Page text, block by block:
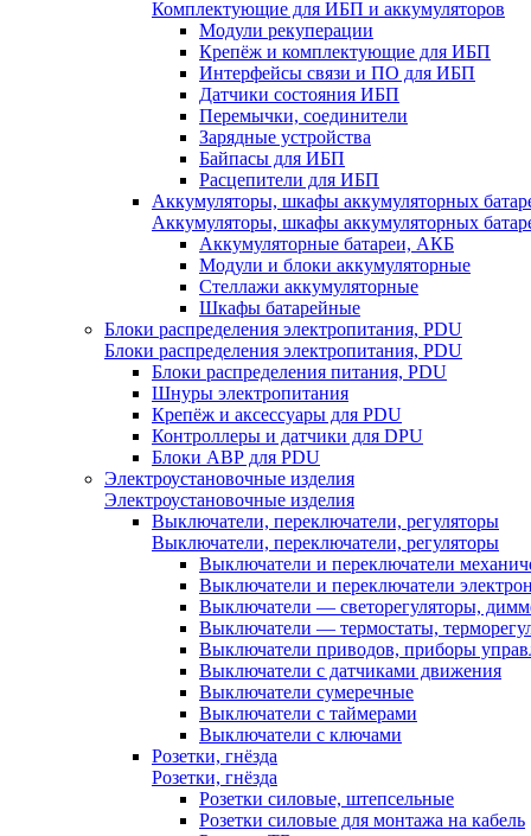
Комплектующие для ИБП и аккумуляторов
Модули рекуперации
Крепёж и комплектующие для ИБП
Интерфейсы связи и ПО для ИБП
Датчики состояния ИБП
Перемычки, соединители
Зарядные устройства
Байпасы для ИБП
Расцепители для ИБП
Аккумуляторы, шкафы аккумуляторных
Аккумуляторы, шкафы аккумуляторных
Аккумуляторные батареи, АКБ
Модули и блоки аккумуляторные
Стеллажи аккумуляторные
Шкафы батарейные
Блоки распределения электропитания, PDU
Блоки распределения электропитания, PDU
Блоки распределения питания, PDU
Шнуры электропитания
Крепёж и аксессуары для PDU
Контроллеры и датчики для DPU
Блоки АВР для PDU
Электроустановочные изделия
Электроустановочные изделия
Выключатели, переключатели, регуляторы
Выключатели, переключатели, регуляторы
Выключатели и переключатели
Выключатели и переключатели
Выключатели — светорегуляторы,
Выключатели — термостаты,
Выключатели приводов, приборы
Выключатели с датчиками движения
Выключатели сумеречные
Выключатели с таймерами
Выключатели с ключами
Розетки, гнёзда
Розетки, гнёзда
Розетки силовые, штепсельные
Розетки силовые для монтажа на кабель